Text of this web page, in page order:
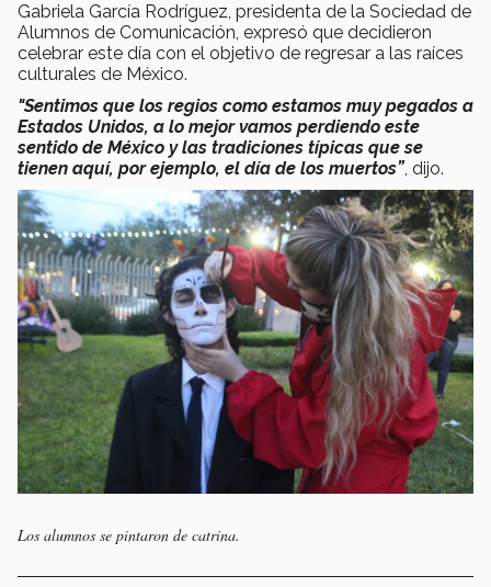
Gabriela García Rodríguez, presidenta de la Sociedad de
Alumnos de Comunicación, expresó que decidieron
celebrar este día con el objetivo de regresar a las raíces
culturales de México.
"Sentimos que los regios como estamos muy pegados a
Estados Unidos, a lo mejor vamos perdiendo este
sentido de México y las tradiciones típicas que se
tienen aquí, por ejemplo, el día de los muertos”, dijo.
Los alumnos se pintaron de catrina.